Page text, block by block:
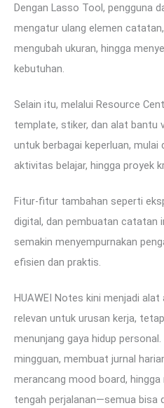
Dengan Lasso Tool, pengguna
mengatur ulang elemen
mengubah ukuran, hingga
kebutuhan.
Selain itu, melalui Resource
template, stiker, dan alat bantu
untuk berbagai keperluan, mulai
aktivitas belajar, hingga proyek
Fitur-fitur tambahan seperti
digital, dan pembuatan catatan
semakin menyempurnakan
efisien dan praktis.
HUAWEI Notes kini menjadi
relevan untuk urusan kerja,
menunjang gaya hidup
mingguan, membuat jurnal
merancang mood board,
tengah perjalanan—semua bisa